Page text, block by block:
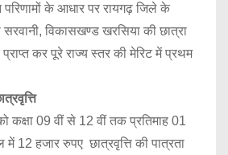
परिणामों के आधार पर रायगढ़ जिले के
विकासखण्ड खरसिया की छात्रा
कर पूरे राज्य स्तर की मेरिट में प्रथम
कक्षा 09 वीं से 12 वीं तक प्रतिमाह 01
12 हजार रुपए छात्रवृत्ति की पात्रता